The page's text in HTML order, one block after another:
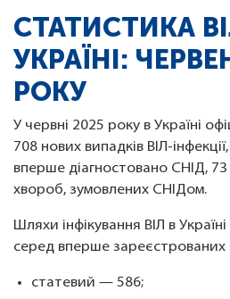
СТАТИСТИКА
УКРАЇНІ:
РОКУ
У червні 2025 року в Україні
708 нових випадків ВІЛ-
вперше діагностовано СНІД,
хвороб, зумовлених СНІДом.
Шляхи інфікування ВІЛ в
серед вперше зареєстрованих
статевий — 586;